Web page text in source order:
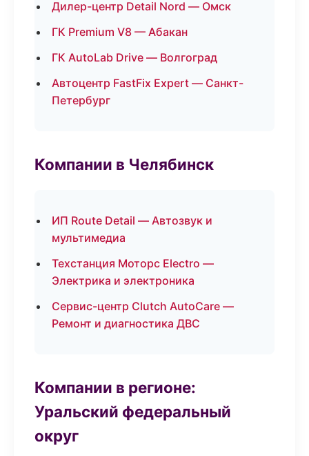
Дилер-центр Detail Nord — Омск
ГК Premium V8 — Абакан
ГК AutoLab Drive — Волгоград
Автоцентр FastFix Expert — Санкт-
Петербург
Компании в Челябинск
ИП Route Detail — Автозвук и
мультимедиа
Техстанция Моторс Electro —
Электрика и электроника
Сервис-центр Clutch AutoCare —
Ремонт и диагностика ДВС
Компании в регионе:
Уральский федеральный
округ